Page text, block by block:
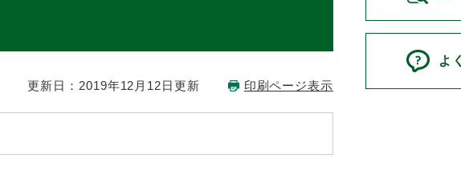
更新日：2019年12月12日更新 印刷ページ表示
よ